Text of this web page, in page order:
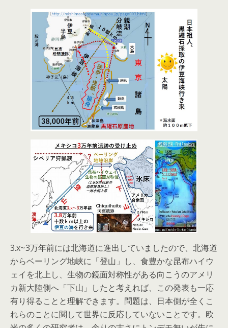
3.x~3万年前には北海道に進出していましたので、北海道
からベーリング地峡に「登山」し、食豊かな昆布ハイウ
ェイを北上し、生物の鏡面対称性がある向こうのアメリ
カ新大陸側へ「下山」したと考えれば、この発表も一応
有り得ることと理解できます。問題は、日本側が全くこ
れらのことに関して世界に反応していないことです。欧